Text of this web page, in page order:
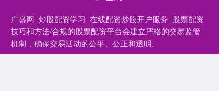
广盛网_炒股配资学习_在线配资炒股开户服务_股票配资
技巧和方法/合规的股票配资平台会建立严格的交易监管
机制，确保交易活动的公平、公正和透明。